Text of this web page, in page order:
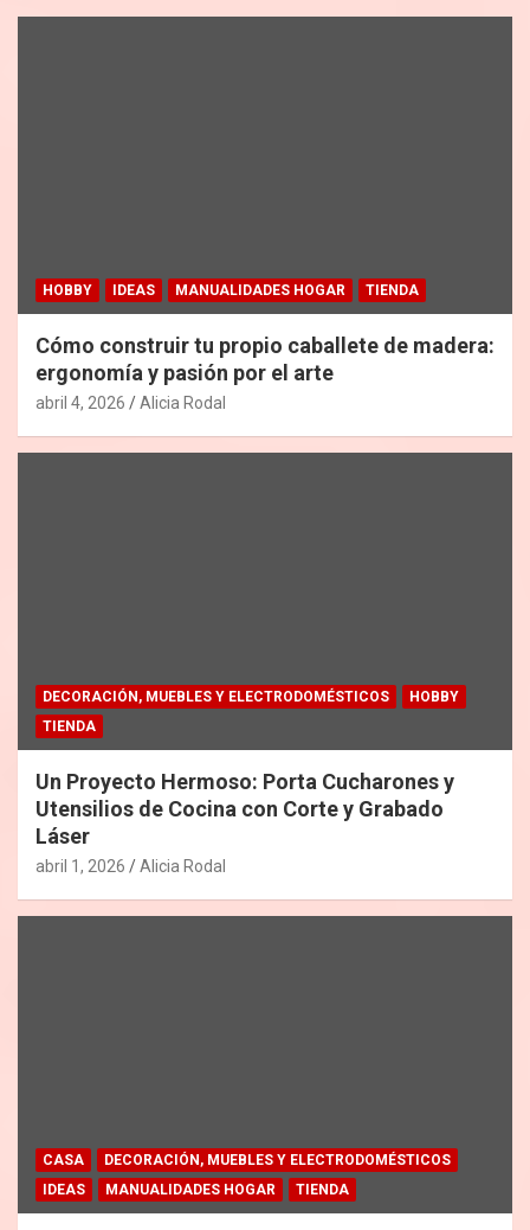
HOBBY IDEAS MANUALIDADES HOGAR TIENDA
Cómo construir tu propio caballete de madera:
ergonomía y pasión por el arte
abril 4, 2026 Alicia Rodal
DECORACIÓN, MUEBLES Y ELECTRODOMÉSTICOS
HOBBY
TIENDA
Un Proyecto Hermoso: Porta Cucharones y
Utensilios de Cocina con Corte y Grabado
Láser
abril 1, 2026 Alicia Rodal
CASA
DECORACIÓN, MUEBLES Y ELECTRODOMÉSTICOS
IDEAS
MANUALIDADES HOGAR TIENDA